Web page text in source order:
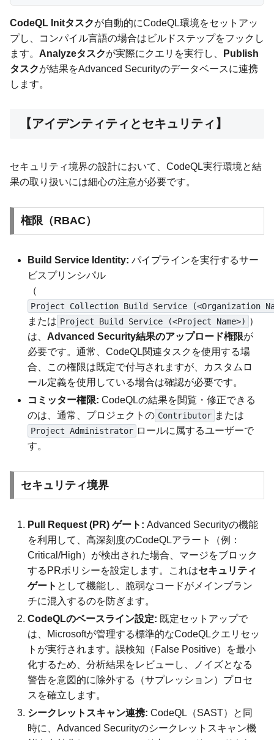
CodeQL Initタスクが自動的にCodeQL環境をセットアッ
プし、コンパイル言語の場合はビルドステップをフックし
ます。 Analyzeタスクが実際にクエリを実行し、
Publish
タスクが結果をAdvanced Securityのデータベースに連携
します。
【アイデンティティとセキュリティ】
セキュリティ境界の設計において、CodeQL実行環境と結
果の取り扱いには細心の注意が必要です。
権限（RBAC）
Build Service Identity: パイプラインを実行するサー
ビスプリンシパル
（
Project Collection Build Service (<Organization
または Project Build Service (<Project Name>) ）
は、 Advanced Security結果のアップロード権限が
必要です。通常、CodeQL関連タスクを使用する場
合、この権限は既定で付与されますが、カスタムロ
ール定義を使用している場合は確認が必要です。
コミッター権限: CodeQLの結果を閲覧・修正できる
のは、通常、プロジェクトの Contributor または
Project Administrator ロールに属するユーザーで
す。
セキュリティ境界
Pull Request (PR) ゲート: Advanced Securityの機能
を利用して、高深刻度のCodeQLアラート（例：
Critical/High）が検出された場合、マージをブロック
するPRポリシーを設定します。これはセキュリティ
ゲート として機能し、脆弱なコードがメインブラン
チに混入するのを防ぎます。
CodeQLのベースライン設定: 既定セットアップで
は、Microsoftが管理する標準的なCodeQLクエリセッ
トが実行されます。誤検知（False Positive）を最小
化するため、分析結果をレビューし、ノイズとなる
警告を意図的に除外する（サプレッション）プロセ
スを確立します。
シークレットスキャン連携: CodeQL（SAST）と同
時に、Advanced Securityのシークレットスキャン機